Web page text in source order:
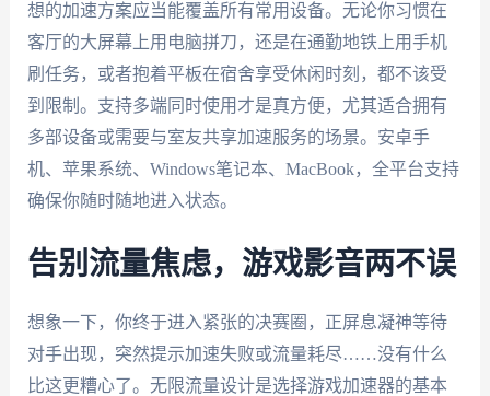
想的加速方案应当能覆盖所有常用设备。无论你习惯在
客厅的大屏幕上用电脑拼刀，还是在通勤地铁上用手机
刷任务，或者抱着平板在宿舍享受休闲时刻，都不该受
到限制。支持多端同时使用才是真方便，尤其适合拥有
多部设备或需要与室友共享加速服务的场景。安卓手
机、苹果系统、Windows笔记本、MacBook，全平台支持
确保你随时随地进入状态。
告别流量焦虑，游戏影音两不误
想象一下，你终于进入紧张的决赛圈，正屏息凝神等待
对手出现，突然提示加速失败或流量耗尽……没有什么
比这更糟心了。无限流量设计是选择游戏加速器的基本